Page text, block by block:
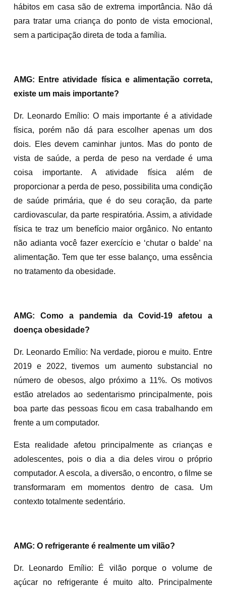
hábitos em casa são de extrema importância. Não dá
para tratar uma criança do ponto de vista emocional,
sem a participação direta de toda a família.
AMG: Entre atividade física e alimentação correta,
existe um mais importante?
Dr. Leonardo Emílio: O mais importante é a atividade
física, porém não dá para escolher apenas um dos
dois. Eles devem caminhar juntos. Mas do ponto de
vista de saúde, a perda de peso na verdade é uma
coisa importante. A atividade física além de
proporcionar a perda de peso, possibilita uma condição
de saúde primária, que é do seu coração, da parte
cardiovascular, da parte respiratória. Assim, a atividade
física te traz um benefício maior orgânico. No entanto
não adianta você fazer exercício e ‘chutar o balde’ na
alimentação. Tem que ter esse balanço, uma essência
no tratamento da obesidade.
AMG: Como a pandemia da Covid-19 afetou a
doença obesidade?
Dr. Leonardo Emílio: Na verdade, piorou e muito. Entre
2019 e 2022, tivemos um aumento substancial no
número de obesos, algo próximo a 11%. Os motivos
estão atrelados ao sedentarismo principalmente, pois
boa parte das pessoas ficou em casa trabalhando em
frente a um computador.
Esta realidade afetou principalmente as crianças e
adolescentes, pois o dia a dia deles virou o próprio
computador. A escola, a diversão, o encontro, o filme se
transformaram em momentos dentro de casa. Um
contexto totalmente sedentário.
AMG: O refrigerante é realmente um vilão?
Dr. Leonardo Emílio: É vilão porque o volume de
açúcar no refrigerante é muito alto. Principalmente